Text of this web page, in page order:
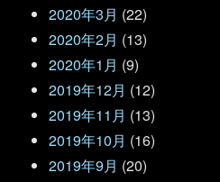
2020年3月 (22)
2020年2月 (13)
2020年1月 (9)
2019年12月 (12)
2019年11月 (13)
2019年10月 (16)
2019年9月 (20)